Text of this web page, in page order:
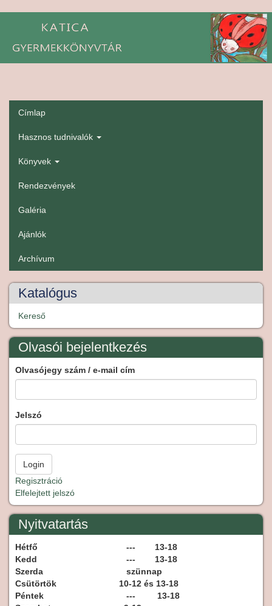
tartalomra
gyerekmenü
Címlap
Hasznos tudnivalók
Könyvek
Rendezvények
Galéria
Ajánlók
Archívum
Katalógus
Kereső
Olvasói bejelentkezés
Olvasójegy szám / e-mail cím
Jelszó
Regisztráció
Elfelejtett jelszó
Nyitvatartás
Hétfő
--- 13-18
Kedd
--- 13-18
Szerda
szünnap
Csütörtök
10-12 és 13-18
Péntek
--- 13-18